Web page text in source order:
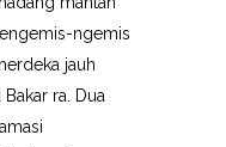
ngemis
jauh
ra. Dua